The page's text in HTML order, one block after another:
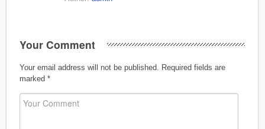
Your Comment
Your email address will not be published.
Required fields are
marked *